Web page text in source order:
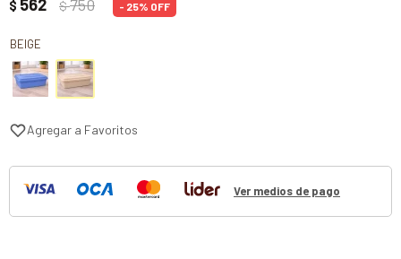
$ 562 $750 25
BEIGE
Ver medios de pago